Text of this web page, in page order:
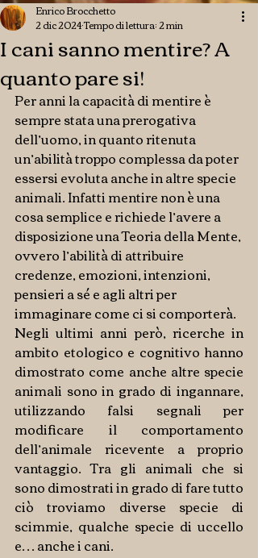
I cani sanno mentire? A
quanto pare si!
Enrico Brocchetto
2 dic 2024Tempo di lettura: 2 min
Per anni la capacità di mentire è
sempre stata una prerogativa
dell’uomo, in quanto ritenuta
un’abilità troppo complessa da poter
essersi evoluta anche in altre specie
animali. Infatti mentire non è una
cosa semplice e richiede l’avere a
disposizione una Teoria della Mente,
ovvero l’abilità di attribuire
credenze, emozioni, intenzioni,
pensieri a sé e agli altri per
immaginare come ci si comporterà.
Negli ultimi anni però, ricerche in
ambito etologico e cognitivo hanno
dimostrato come anche altre specie
animali sono in grado di ingannare,
utilizzando falsi segnali per
modificare il comportamento
dell’animale ricevente a proprio
vantaggio. Tra gli animali che si
sono dimostrati in grado di fare tutto
ciò troviamo diverse specie di
scimmie, qualche specie di uccello
e… anche i cani.